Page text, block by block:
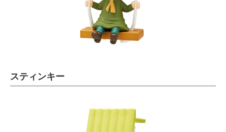
スティンキー